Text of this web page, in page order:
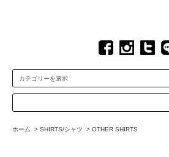
ホーム > SHIRTS/シャツ > OTHER SHIRTS